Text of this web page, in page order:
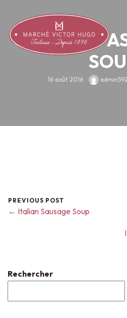
CREAM OF
16 août 2016
PREVIOUS POST
← Italian Sausage Soup
Rechercher